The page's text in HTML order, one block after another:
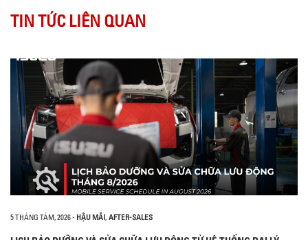
TIN TỨC LIÊN QUAN
5 THÁNG TÁM, 2026- HẬU MÃI, AFTER-SALES